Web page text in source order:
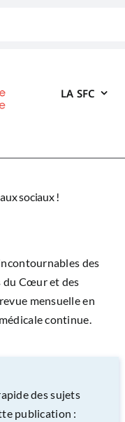
LA SFC
sociaux !
des
du Cœur et des
mensuelle en
continue.
des sujets
publication :